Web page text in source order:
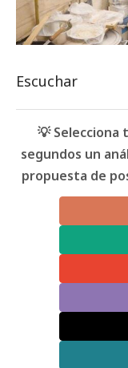
Escuchar
💡
segundos un
propuesta de